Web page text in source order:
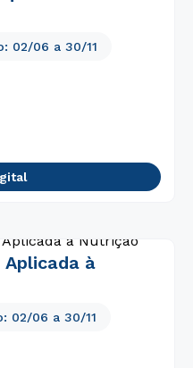
02/06 a 30/11
à
02/06 a 30/11